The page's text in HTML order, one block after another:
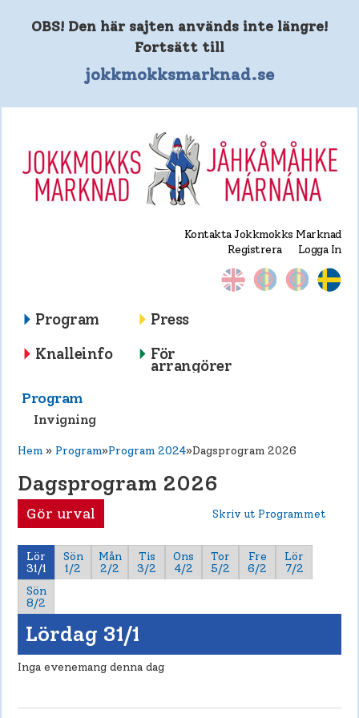
OBS! Den här sajten används inte längre!
Fortsätt till
jokkmokksmarknad.se
Kontakta Jokkmokks Marknad
Registrera
Logga In
Program
Press
Knalleinfo
För
arrangörer
Program
Invigning
Hem » Program»Program 2024»Dagsprogram 2026
Dagsprogram 2026
Gör urval Skriv ut Programmet
Lör
31/1
Sön
1/2
Mån
2/2
Tis
3/2
Ons
4/2
Tor
5/2
Fre
6/2
Lör
7/2
Sön
8/2
Lördag 31/1
Inga evenemang denna dag